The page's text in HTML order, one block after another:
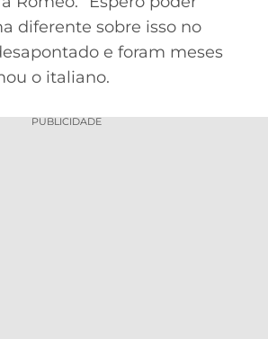
diferente sobre isso no
e foram meses
o italiano.
PUBLICIDADE